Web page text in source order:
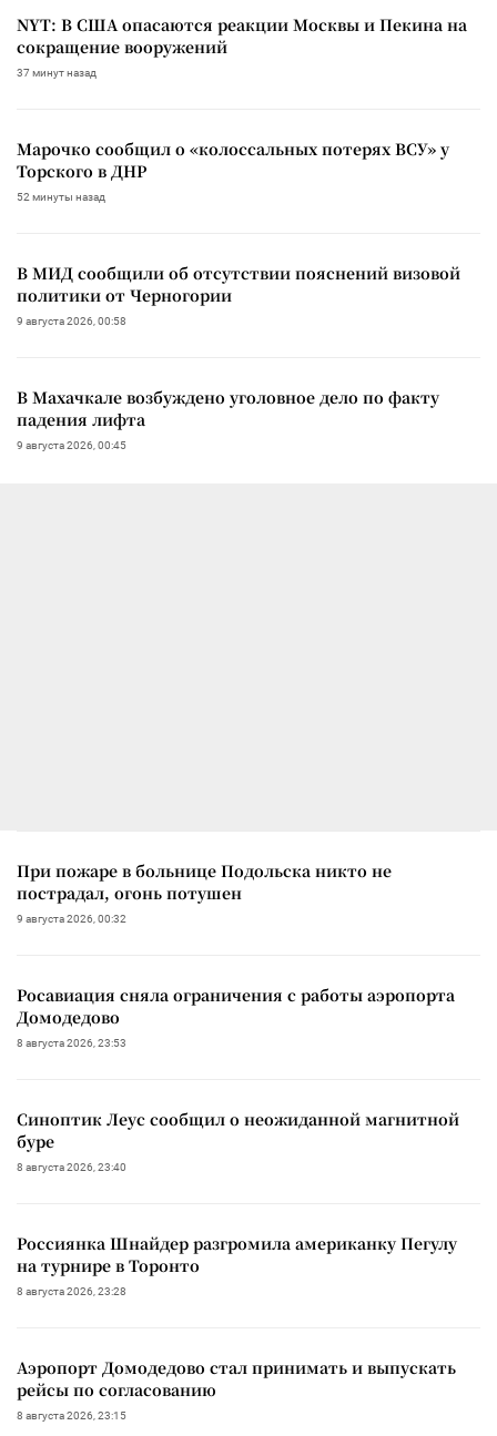
NYT: В США опасаются реакции Москвы и Пекина на
сокращение вооружений
37 минут назад
Марочко сообщил о «колоссальных потерях ВСУ» у
Торского в ДНР
52 минуты назад
В МИД сообщили об отсутствии пояснений визовой
политики от Черногории
9 августа 2026, 00:58
В Махачкале возбуждено уголовное дело по факту
падения лифта
9 августа 2026, 00:45
При пожаре в больнице Подольска никто не
пострадал, огонь потушен
9 августа 2026, 00:32
Росавиация сняла ограничения с работы аэропорта
Домодедово
8 августа 2026, 23:53
Синоптик Леус сообщил о неожиданной магнитной
буре
8 августа 2026, 23:40
Россиянка Шнайдер разгромила американку Пегулу
на турнире в Торонто
8 августа 2026, 23:28
Аэропорт Домодедово стал принимать и выпускать
рейсы по согласованию
8 августа 2026, 23:15